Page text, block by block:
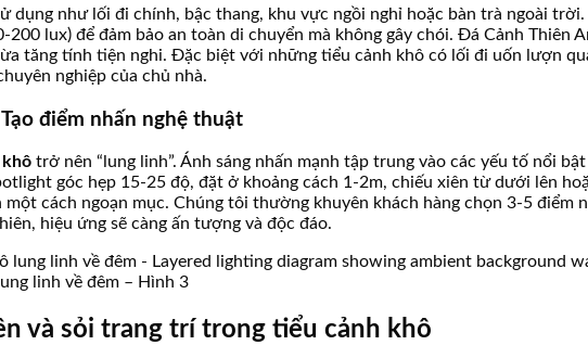
dụng như lối đi chính, bậc thang, khu vực ngồi nghỉ hoặc bàn trà ngoài
lux) để đảm bảo an toàn di chuyển mà không gây chói. Đá Cảnh
tăng tính tiện nghi. Đặc biệt với những tiểu cảnh khô có lối đi uốn lượn
nghiệp của chủ nhà.
điểm nhấn nghệ thuật
khô trở nên “lung linh”. Ánh sáng nhấn mạnh tập trung vào các yếu tố nổi
góc hẹp 15-25 độ, đặt ở khoảng cách 1-2m, chiếu xiên từ dưới lên
cách ngoạn mục. Chúng tôi thường khuyên khách hàng chọn 3-5
hiệu ứng sẽ càng ấn tượng và độc đáo.
linh về đêm – Hình 3
và sỏi trang trí trong tiểu cảnh khô